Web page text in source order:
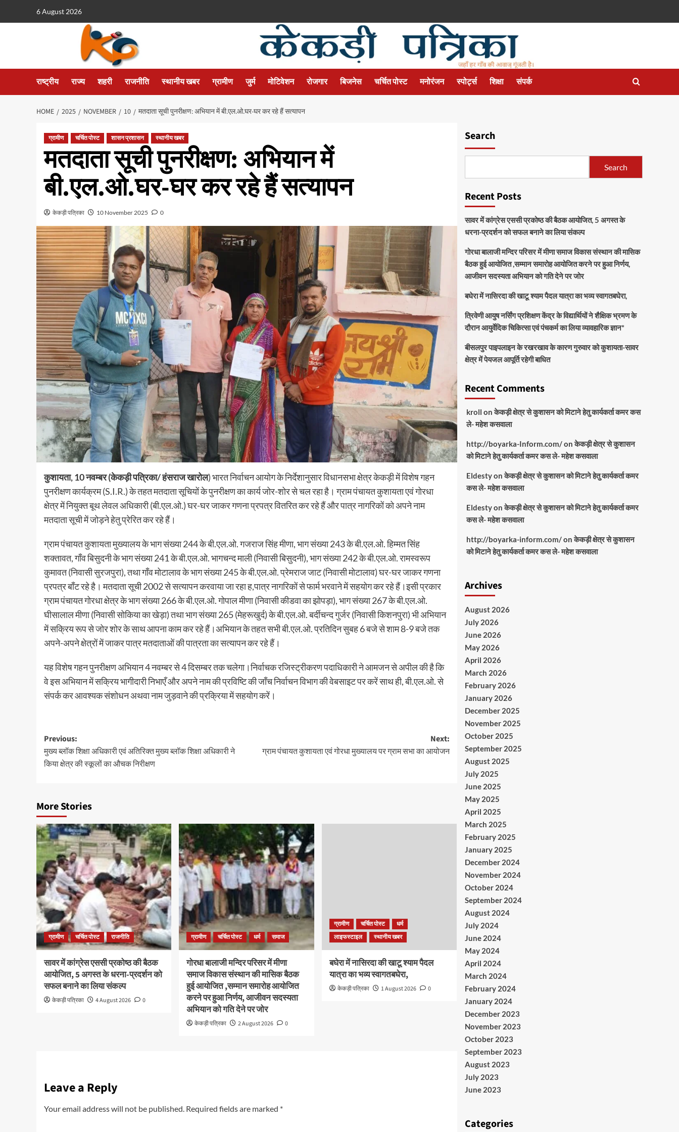
6 August 2026
राष्ट्रीय राज्य शहरी राजनीति स्थानीय खबर ग्रामीण जुर्म मोटिवेशन रोजगार बिजनेस चर्चित पोस्ट मनोरंजन स्पोर्ट्स शिक्षा संपर्क
HOME 2025 NOVEMBER 10 मतदाता सूची पुनरीक्षण: अभियान में बी.एल.ओ.घर-घर कर रहे हैं सत्यापन
ग्रामीण चर्चित पोस्ट शासन प्रशासन स्थानीय खबर
मतदाता सूची पुनरीक्षण: अभियान में
बी.एल.ओ.घर-घर कर रहे हैं सत्यापन
केकड़ी पत्रिका 10 November 2025 0
कुशायता, 10 नवम्बर (केकड़ी पत्रिका/ हंसराज खारोल) भारत निर्वाचन आयोग के निर्देशानुसार विधानसभा क्षेत्र केकड़ी में विशेष गहन
पुनरीक्षण कार्यक्रम (S.I.R.) के तहत मतदाता सूचियों के पुनरीक्षण का कार्य जोर-शोर से चल रहा है। ग्राम पंचायत कुशायता एवं गोरधा
क्षेत्र में नियुक्त बूथ लेवल अधिकारी (बी.एल.ओ.) घर-घर जाकर गणना प्रपत्र वितरित कर रहे हैं और पात्र नागरिकों को अपने नाम
मतदाता सूची में जोड़ने हेतु प्रेरित कर रहे हैं।
ग्राम पंचायत कुशायता मुख्यालय के भाग संख्या 244 के बी.एल.ओ. गजराज सिंह मीणा, भाग संख्या 243 के बी.एल.ओ. हिम्मत सिंह
शक्तावत, गाँव बिसुदनी के भाग संख्या 241 के बी.एल.ओ. भागचन्द माली (निवासी बिसुदनी), भाग संख्या 242 के बी.एल.ओ. रामस्वरूप
कुमावत (निवासी सुरजपुरा), तथा गाँव मोटालाव के भाग संख्या 245 के बी.एल.ओ. प्रेमराज जाट (निवासी मोटालाव) घर-घर जाकर गणना
प्रपत्र बाँट रहे है। मतदाता सूची 2002 से सत्यापन करवाया जा रहा ह,पात्र नागरिकों से फार्म भरवाने में सहयोग कर रहे हैं।इसी प्रकार
ग्राम पंचायत गोरधा क्षेत्र के भाग संख्या 266 के बी.एल.ओ. गोपाल मीणा (निवासी कीडवा का झोपड़ा), भाग संख्या 267 के बी.एल.ओ.
घीसालाल मीणा (निवासी सोकिया का खेड़ा) तथा भाग संख्या 265 (मेहरूखुर्द) के बी.एल.ओ. बर्दीचन्द गुर्जर (निवासी किशनपुरा) भी अभियान
में सक्रिय रूप से जोर शोर के साथ आपना काम कर रहे हैं।अभियान के तहत सभी बी.एल.ओ. प्रतिदिन सुबह 6 बजे से शाम 8-9 बजे तक
अपने-अपने क्षेत्रों में जाकर पात्र मतदाताओं की पात्रता का सत्यापन कर रहे हैं।
यह विशेष गहन पुनरीक्षण अभियान 4 नवम्बर से 4 दिसम्बर तक चलेगा।निर्वाचक रजिस्ट्रीकरण पदाधिकारी ने आमजन से अपील की है कि
वे इस अभियान में सक्रिय भागीदारी निभाएँ और अपने नाम की प्रविष्टि की जाँच निर्वाचन विभाग की वेबसाइट पर करें साथ ही, बी.एल.ओ. से
संपर्क कर आवश्यक संशोधन अथवा नाम जुड़वाने की प्रक्रिया में सहयोग करें।
Previous:
मुख्य ब्लॉक शिक्षा अधिकारी एवं अतिरिक्त मुख्य ब्लॉक शिक्षा अधिकारी ने
किया क्षेत्र की स्कूलों का औचक निरीक्षण
Next:
ग्राम पंचायत कुशायता एवं गोरधा मुख्यालय पर ग्राम सभा का आयोजन
More Stories
ग्रामीण चर्चित पोस्ट राजनीति
सावर में कांग्रेस एससी प्रकोष्ठ की बैठक
आयोजित, 5 अगस्त के धरना-प्रदर्शन को
सफल बनाने का लिया संकल्प
केकड़ी पत्रिका 4 August 2026 0
ग्रामीण चर्चित पोस्ट धर्म समाज
गोरधा बालाजी मन्दिर परिसर में मीणा
समाज विकास संस्थान की मासिक बैठक
हुई आयोजित ,सम्मान समारोह आयोजित
करने पर हुआ निर्णय, आजीवन सदस्यता
अभियान को गति देने पर जोर
केकड़ी पत्रिका 2 August 2026 0
ग्रामीण चर्चित पोस्ट
धर्म
लाइफस्टाइल
स्थानीय खबर
बघेरा में नासिरदा की खाटू श्याम पैदल
यात्रा का भव्य स्वागतबघेरा,
केकड़ी पत्रिका 1 August 2026 0
Leave a Reply
Your email address will not be published. Required fields are marked *
Search
Search
Recent Posts
सावर में कांग्रेस एससी प्रकोष्ठ की बैठक आयोजित, 5 अगस्त के
धरना-प्रदर्शन को सफल बनाने का लिया संकल्प
गोरधा बालाजी मन्दिर परिसर में मीणा समाज विकास संस्थान की मासिक
बैठक हुई आयोजित ,सम्मान समारोह आयोजित करने पर हुआ निर्णय,
आजीवन सदस्यता अभियान को गति देने पर जोर
बघेरा में नासिरदा की खाटू श्याम पैदल यात्रा का भव्य स्वागतबघेरा,
त्रिवेणी आयुष नर्सिंग प्रशिक्षण केंद्र के विद्यार्थियों ने शैक्षिक भ्रमण के
दौरान आयुर्वेदिक चिकित्सा एवं पंचकर्म का लिया व्यावहारिक ज्ञान*
बीसलपुर पाइपलाइन के रखरखाव के कारण गुरुवार को कुशायता-सावर
क्षेत्र में पेयजल आपूर्ति रहेगी बाधित
Recent Comments
kroll onकेकड़ी क्षेत्र से कुशासन को मिटाने हेतु कार्यकर्ता कमर कस
ले- महेश कसवाला
http://boyarka-Inform.com/onकेकड़ी क्षेत्र से कुशासन
को मिटाने हेतु कार्यकर्ता कमर कस ले- महेश कसवाला
Eldestyonकेकड़ी क्षेत्र से कुशासन को मिटाने हेतु कार्यकर्ता कमर
कस ले- महेश कसवाला
Eldestyonकेकड़ी क्षेत्र से कुशासन को मिटाने हेतु कार्यकर्ता कमर
कस ले- महेश कसवाला
http://boyarka-inform.com/onकेकड़ी क्षेत्र से कुशासन
को मिटाने हेतु कार्यकर्ता कमर कस ले- महेश कसवाला
Archives
August 2026
July 2026
June 2026
May 2026
April 2026
March 2026
February 2026
January 2026
December 2025
November 2025
October 2025
September 2025
August 2025
July 2025
June 2025
May 2025
April 2025
March 2025
February 2025
January 2025
December 2024
November 2024
October 2024
September 2024
August 2024
July 2024
June 2024
May 2024
April 2024
March 2024
February 2024
January 2024
December 2023
November 2023
October 2023
September 2023
August 2023
July 2023
June 2023
Categories